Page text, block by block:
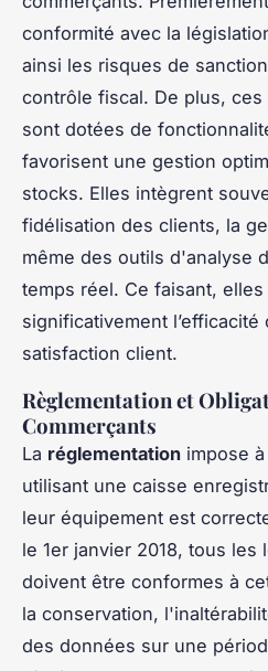
conformité avec la
ainsi les risques de
contrôle fiscal. De plus,
sont dotées de
favorisent une gestion
stocks. Elles intègrent
fidélisation des clients, la
même des outils d'analyse
temps réel. Ce faisant,
significativement
satisfaction client.
Règlementation et
Commerçants
La réglementation impose
utilisant une caisse
leur équipement est
le 1er janvier 2018, tous les
doivent être conformes à
la conservation,
des données sur une